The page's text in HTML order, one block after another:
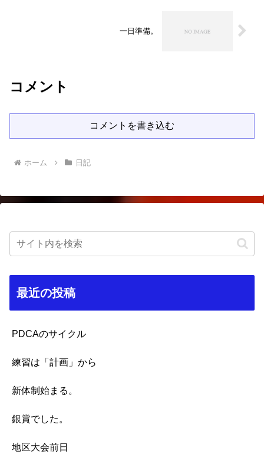
一日準備。
コメント
コメントを書き込む
ホーム 日記
最近の投稿
PDCAのサイクル
練習は「計画」から
新体制始まる。
銀賞でした。
地区大会前日